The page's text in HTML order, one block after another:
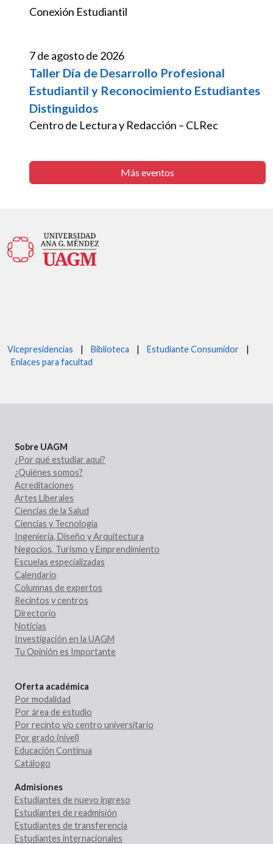
Conexión Estudiantil
7 de agosto de 2026
Taller Día de Desarrollo Profesional
Estudiantil y Reconocimiento Estudiantes
Distinguidos
Centro de Lectura y Redacción – CLRec
Más eventos
Vicepresidencias | Biblioteca | Estudiante Consumidor |
Enlaces para facultad
Sobre UAGM
¿Por qué estudiar aquí?
¿Quiénes somos?
Acreditaciones
Artes Liberales
Ciencias de la Salud
Ciencias y Tecnología
Ingeniería, Diseño y Arquitectura
Negocios, Turismo y Emprendimiento
Escuelas especializadas
Calendario
Columnas de expertos
Recintos y centros
Directorio
Noticias
Investigación en la UAGM
Tu Opinión es Importante
Oferta académica
Por modalidad
Por área de estudio
Por recinto y/o centro universitario
Por grado (nivel)
Educación Continua
Catálogo
Admisiones
Estudiantes de nuevo ingreso
Estudiantes de readmisión
Estudiantes de transferencia
Estudiantes internacionales